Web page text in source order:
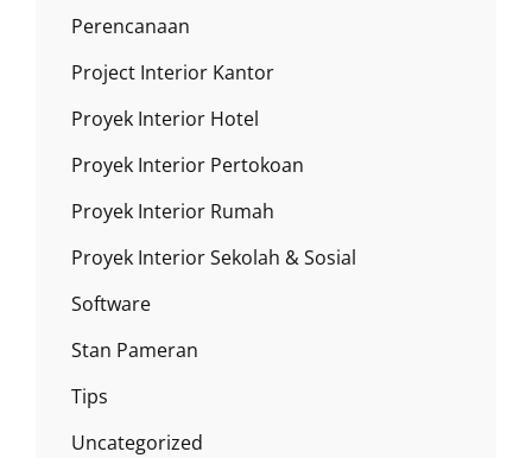
Perencanaan
Project Interior Kantor
Proyek Interior Hotel
Proyek Interior Pertokoan
Proyek Interior Rumah
Proyek Interior Sekolah & Sosial
Software
Stan Pameran
Tips
Uncategorized